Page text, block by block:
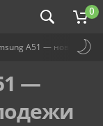
0
A51 — нового
—